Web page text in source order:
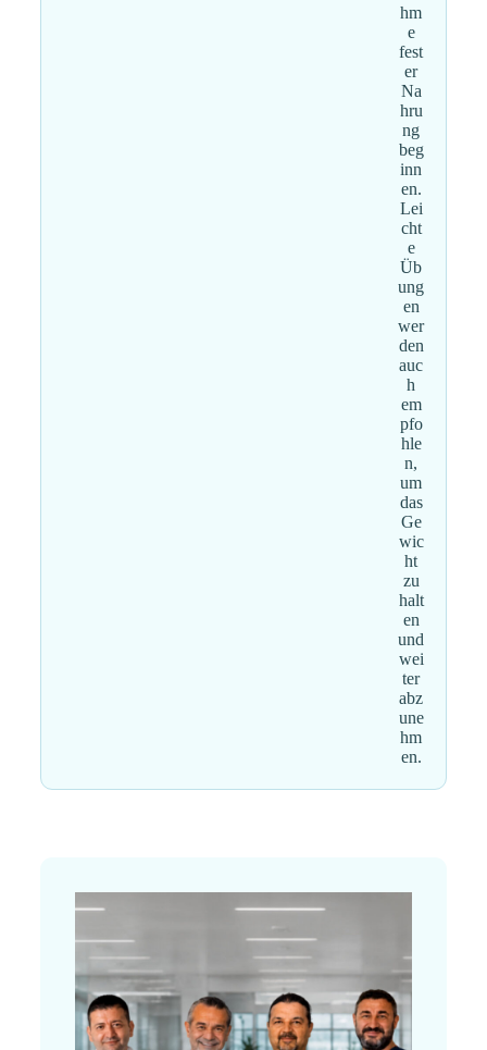
hm
e
fest
er
Na
hru
ng
beg
inn
en.
Lei
cht
e
Üb
ung
en
wer
den
auc
h
em
pfo
hle
n,
um
das
Ge
wic
ht
zu
halt
en
und
wei
ter
abz
une
hm
en.